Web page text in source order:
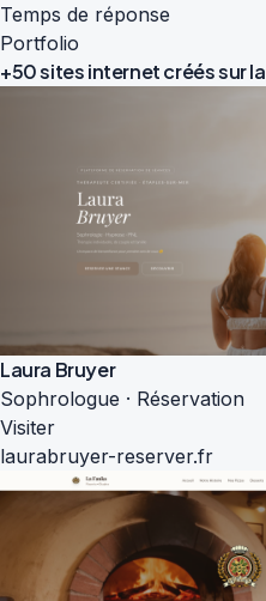
Temps de réponse
Portfolio
+50 sites internet créés sur la
Laura Bruyer
Sophrologue · Réservation
Visiter
laurabruyer-reserver.fr